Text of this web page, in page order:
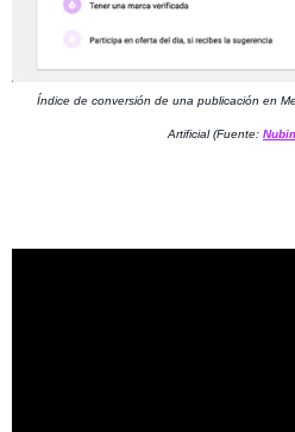
Índice de conversión de una publicación en
Artificial (Fuente: